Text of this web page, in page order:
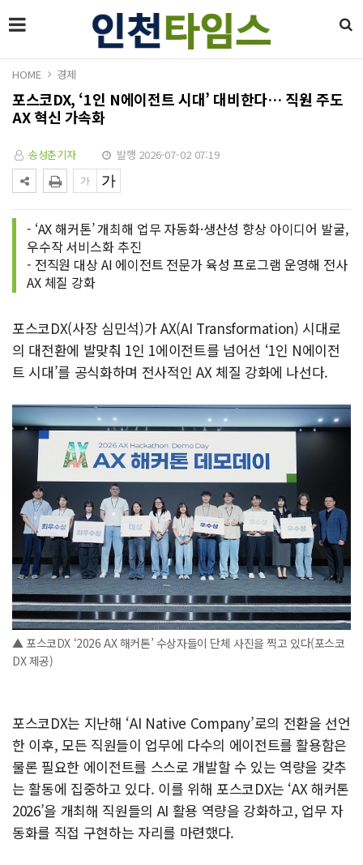
HOME 경제
포스코DX, ‘1인 N에이전트 시대’ 대비한다… 직원 주도
AX 혁신 가속화
송성춘기자 발행 2026-07-02 07:19
- ‘AX 해커톤’ 개최해 업무 자동화·생산성 향상 아이디어 발굴,
우수작 서비스화 추진
- 전직원 대상 AI 에이전트 전문가 육성 프로그램 운영해 전사
AX 체질 강화
포스코DX(사장 심민석)가 AX(AI Transformation) 시대로
의 대전환에 발맞춰 1인 1에이전트를 넘어선 ‘1인 N에이전
트 시대’를 공식화하며 전사적인 AX 체질 강화에 나선다.
▲ 포스코DX ‘2026 AX 해커톤’ 수상자들이 단체 사진을 찍고 있다(포스코
DX 제공)
포스코DX는 지난해 ‘AI Native Company’로의 전환을 선언
한 이후, 모든 직원들이 업무에 다수의 에이전트를 활용함은
물론 필요한 에이전트를 스스로 개발할 수 있는 역량을 갖추
는 활동에 집중하고 있다. 이를 위해 포스코DX는 ‘AX 해커톤
2026’을 개최해 직원들의 AI 활용 역량을 강화하고, 업무 자
동화를 직접 구현하는 자리를 마련했다.